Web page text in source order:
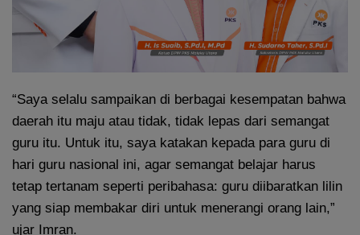
“Saya selalu sampaikan di berbagai kesempatan bahwa
daerah itu maju atau tidak, tidak lepas dari semangat
guru itu. Untuk itu, saya katakan kepada para guru di
hari guru nasional ini, agar semangat belajar harus
tetap tertanam seperti peribahasa: guru diibaratkan lilin
yang siap membakar diri untuk menerangi orang lain,”
ujar Imran.